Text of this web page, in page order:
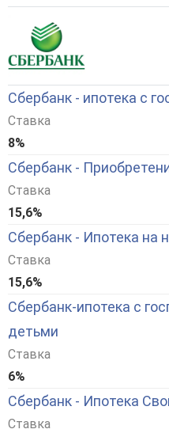
Сбербанк - ипотека с
Ставка
8%
Сбербанк -
Ставка
15,6%
Сбербанк - Ипотека на
Ставка
15,6%
Сбербанк-ипотека с
детьми
Ставка
6%
Сбербанк - Ипотека
Ставка